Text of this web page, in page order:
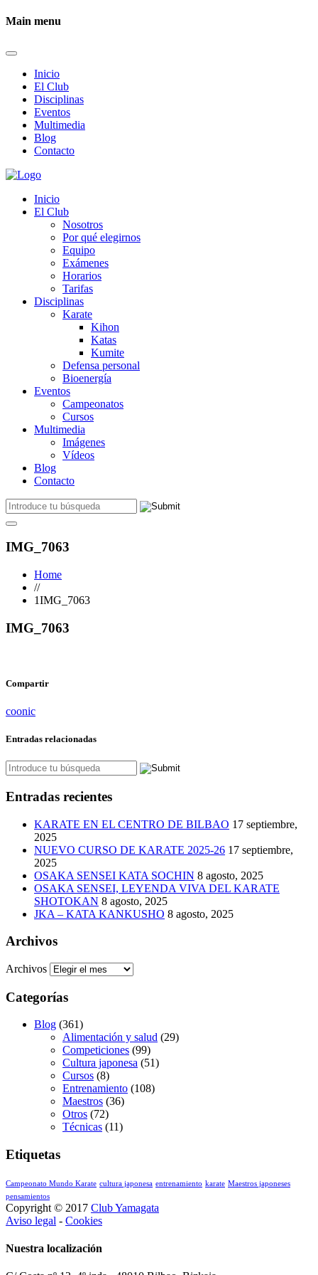
Main menu
Inicio
El Club
Disciplinas
Eventos
Multimedia
Blog
Contacto
Inicio
El Club
Nosotros
Por qué elegirnos
Equipo
Exámenes
Horarios
Tarifas
Disciplinas
Karate
Kihon
Katas
Kumite
Defensa personal
Bioenergía
Eventos
Campeonatos
Cursos
Multimedia
Imágenes
Vídeos
Blog
Contacto
IMG_7063
Home
//
1IMG_7063
IMG_7063
Compartir
coonic
Entradas relacionadas
Entradas recientes
KARATE EN EL CENTRO DE BILBAO 17 septiembre,
2025
NUEVO CURSO DE KARATE 2025-26 17 septiembre,
2025
OSAKA SENSEI KATA SOCHIN 8 agosto, 2025
OSAKA SENSEI, LEYENDA VIVA DEL KARATE
SHOTOKAN 8 agosto, 2025
JKA – KATA KANKUSHO 8 agosto, 2025
Archivos
Archivos
Categorías
Blog (361)
Alimentación y salud (29)
Competiciones (99)
Cultura japonesa (51)
Cursos (8)
Entrenamiento (108)
Maestros (36)
Otros (72)
Técnicas (11)
Etiquetas
Campeonato Mundo Karate cultura japonesa entrenamiento karate Maestros japoneses
pensamientos
Copyright © 2017 Club Yamagata
Aviso legal - Cookies
Nuestra localización